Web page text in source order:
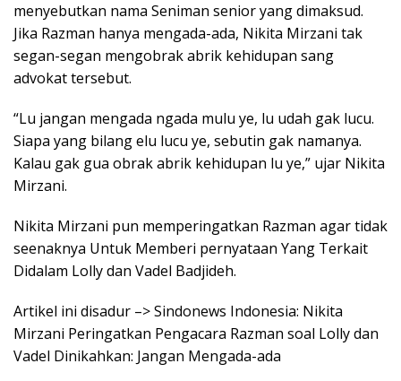
menyebutkan nama Seniman senior yang dimaksud.
Jika Razman hanya mengada-ada, Nikita Mirzani tak
segan-segan mengobrak abrik kehidupan sang
advokat tersebut.
“Lu jangan mengada ngada mulu ye, lu udah gak lucu.
Siapa yang bilang elu lucu ye, sebutin gak namanya.
Kalau gak gua obrak abrik kehidupan lu ye,” ujar Nikita
Mirzani.
Nikita Mirzani pun memperingatkan Razman agar tidak
seenaknya Untuk Memberi pernyataan Yang Terkait
Didalam Lolly dan Vadel Badjideh.
Artikel ini disadur –> Sindonews Indonesia: Nikita
Mirzani Peringatkan Pengacara Razman soal Lolly dan
Vadel Dinikahkan: Jangan Mengada-ada